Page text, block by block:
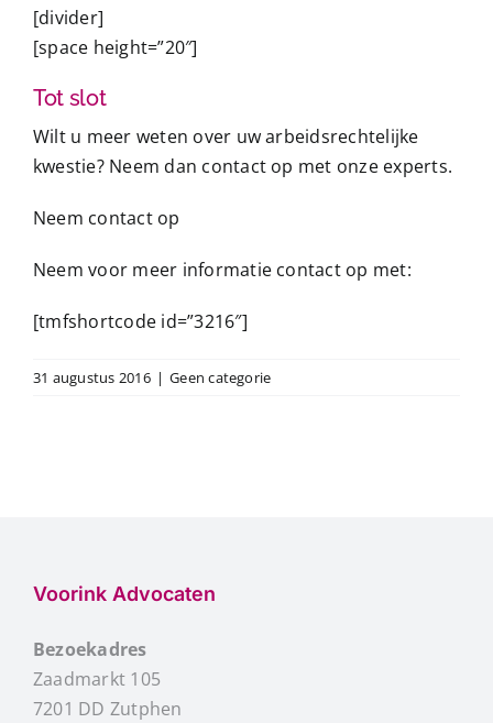
[divider]
[space height=”20″]
Tot slot
Wilt u meer weten over uw arbeidsrechtelijke
kwestie? Neem dan contact op met onze experts.
Neem contact op
Neem voor meer informatie contact op met:
[tmfshortcode id=”3216″]
31 augustus 2016 | Geen categorie
Voorink Advocaten
Bezoekadres
Zaadmarkt 105
7201 DD Zutphen